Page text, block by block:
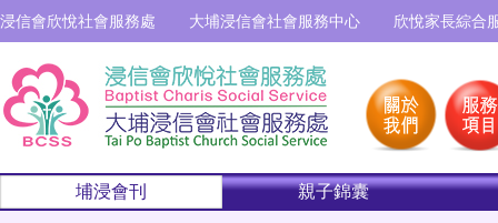
浸信會欣悅社會服務處 大埔浸信會社會服務中心 欣悅家長綜合
埔浸會刊 親子錦囊